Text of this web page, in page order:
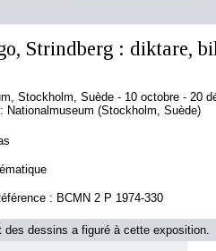
Strindberg : diktare,
Stockholm, Suède - 10 octobre - 20
Nationalmuseum (Stockholm, Suède)
: BCMN 2 P 1974-330
des dessins a figuré à cette exposition.